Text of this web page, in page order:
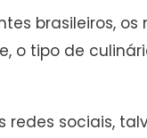
brasileiros, os
o tipo de
sociais,